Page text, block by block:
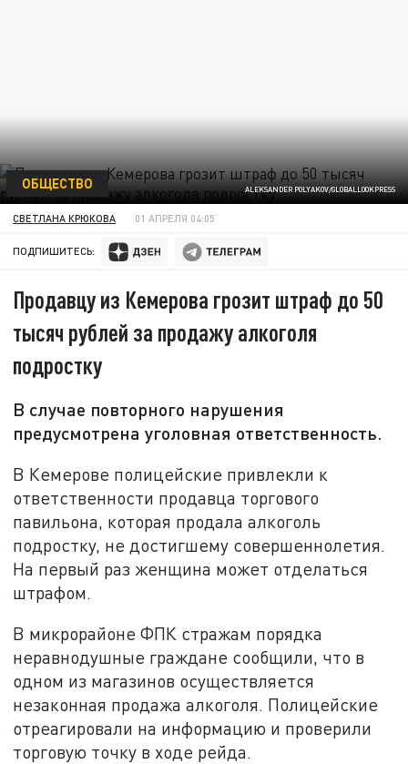
ALEKSANDER POLYAKOV/GLOBALLOOKPRESS
ОБЩЕСТВО
СВЕТЛАНА КРЮКОВА 01 АПРЕЛЯ 04:05
ПОДПИШИТЕСЬ:
Продавцу из Кемерова грозит штраф до 50
тысяч рублей за продажу алкоголя
подростку
В случае повторного нарушения
предусмотрена уголовная ответственность.
В Кемерове полицейские привлекли к
ответственности продавца торгового
павильона, которая продала алкоголь
подростку, не достигшему совершеннолетия.
На первый раз женщина может отделаться
штрафом.
В микрорайоне ФПК стражам порядка
неравнодушные граждане сообщили, что в
одном из магазинов осуществляется
незаконная продажа алкоголя. Полицейские
отреагировали на информацию и проверили
торговую точку в ходе рейда.